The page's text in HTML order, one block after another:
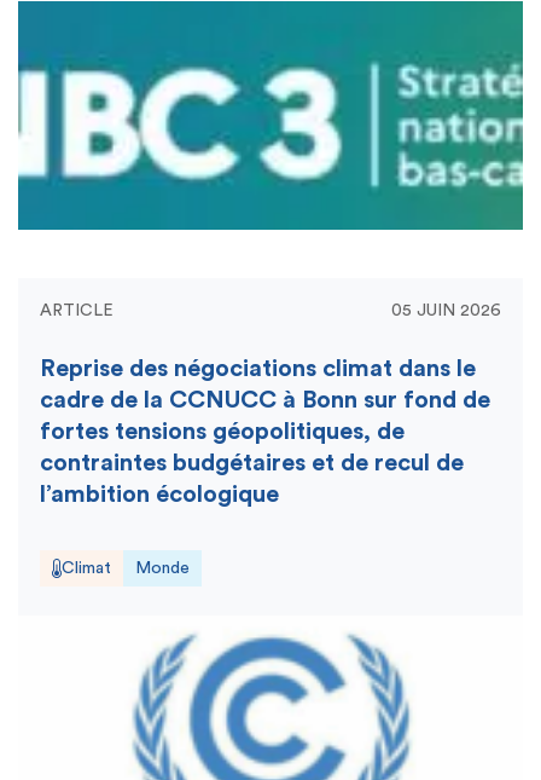
ARTICLE 05 JUIN 2026
Reprise des négociations climat dans le
cadre de la CCNUCC à Bonn sur fond de
fortes tensions géopolitiques, de
contraintes budgétaires et de recul de
l’ambition écologique
Climat Monde